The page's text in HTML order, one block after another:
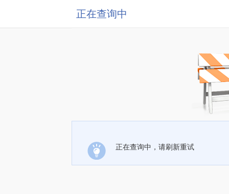
正在查询中
正在查询中，请刷新重试